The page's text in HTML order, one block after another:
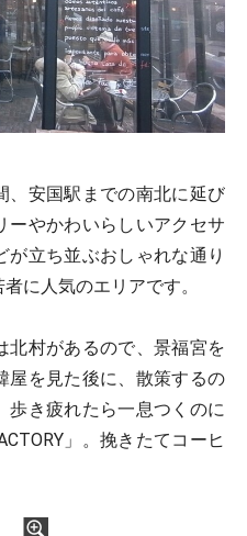
、安国駅までの南北に延び
ーやかわいらしいアクセサ
が立ち並ぶおしゃれな通り
に人気のエリアです。
北村があるので、景福宮を
屋を見た後に、散策するの
歩き疲れたら一息つくのに
」。挽きたてコーヒ